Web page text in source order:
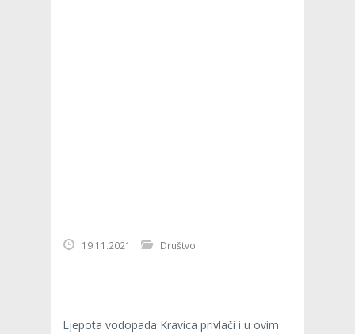
19.11.2021 Društvo
Ljepota vodopada Kravica privlači i u ovim